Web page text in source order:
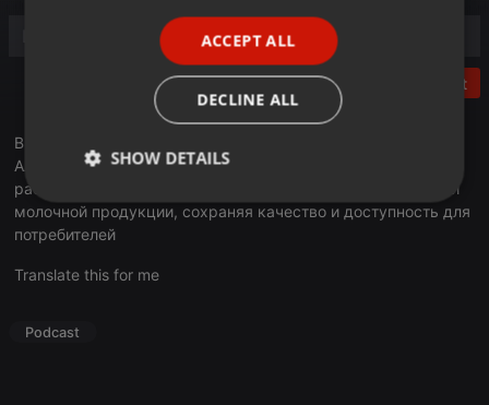
Post
В эфире очередной выпуск программы «Деловое утро».
Алла Пак, генеральный директор компании «Амиран»
рассказала, как они развивают производство натуральной
молочной продукции, сохраняя качество и доступность для
потребителей
Translate this for me
Podcast
ACCEPT ALL
DECLINE ALL
SHOW DETAILS
Strictly
necessary
Targeting Functionality